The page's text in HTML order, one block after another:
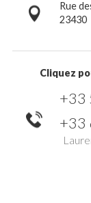
Rue
23430
Cliquez
+33
+33